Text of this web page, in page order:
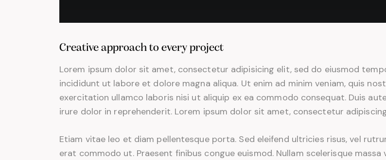
Creative approach to every project
Lorem ipsum dolor sit amet, consectetur adipisicing elit, sed do eiusmod
incididunt ut labore et dolore magna aliqua. Ut enim ad minim veniam, quis
exercitation ullamco laboris nisi ut aliquip ex ea commodo consequat. Duis
irure dolor in reprehenderit. Lorem ipsum dolor sit amet, consectetur
Etiam vitae leo et diam pellentesque porta. Sed eleifend ultricies risus, vel
erat commodo ut. Praesent finibus congue euismod. Nullam scelerisque massa